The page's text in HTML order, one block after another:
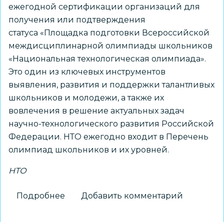
ежегодной сертификации организаций для
получения или подтверждения
статуса «Площадка подготовки Всероссийской
междисциплинарной олимпиады школьников
«Национальная технологическая олимпиада».
Это один из ключевых инструментов
выявления, развития и поддержки талантливых
школьников и молодежи, а также их
вовлечения в решение актуальных задач
научно-технологического развития Российской
Федерации. НТО ежегодно входит в Перечень
олимпиад школьников и их уровней.
НТО
Подробнее Добавить комментарий